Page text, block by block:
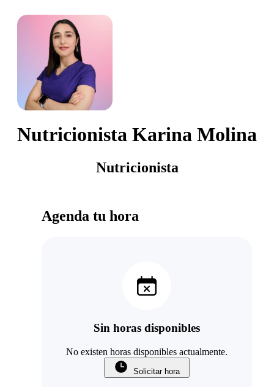
Nutricionista Karina Molina
Nutricionista
Agenda tu hora
Sin horas disponibles
No existen horas disponibles actualmente.
Solicitar hora